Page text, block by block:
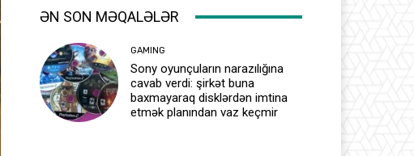
ƏN SON MƏQALƏLƏR
GAMING
Sony oyunçuların narazılığına
cavab verdi: şirkət buna
baxmayaraq disklərdən imtina
etmək planından vaz keçmir